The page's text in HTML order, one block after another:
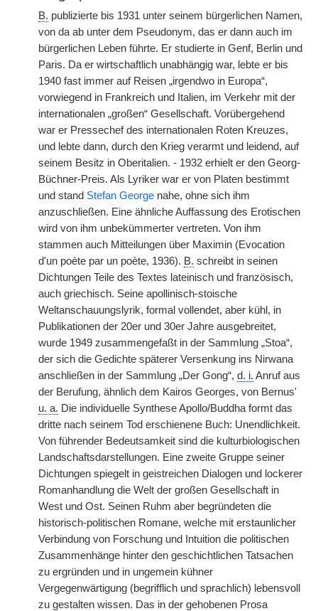
B. publizierte bis 1931 unter seinem bürgerlichen Namen,
von da ab unter dem Pseudonym, das er dann auch im
bürgerlichen Leben führte. Er studierte in Genf, Berlin und
Paris. Da er wirtschaftlich unabhängig war, lebte er bis
1940 fast immer auf Reisen „irgendwo in Europa“,
vorwiegend in Frankreich und Italien, im Verkehr mit der
internationalen „großen“ Gesellschaft. Vorübergehend
war er Pressechef des internationalen Roten Kreuzes,
und lebte dann, durch den Krieg verarmt und leidend, auf
seinem Besitz in Oberitalien. - 1932 erhielt er den Georg-
Büchner-Preis. Als Lyriker war er von Platen bestimmt
und stand Stefan George nahe, ohne sich ihm
anzuschließen. Eine ähnliche Auffassung des Erotischen
wird von ihm unbekümmerter vertreten. Von ihm
stammen auch Mitteilungen über Maximin (Evocation
d'un poète par un poète, 1936). B. schreibt in seinen
Dichtungen Teile des Textes lateinisch und französisch,
auch griechisch. Seine apollinisch-stoische
Weltanschauungslyrik, formal vollendet, aber kühl, in
Publikationen der 20er und 30er Jahre ausgebreitet,
wurde 1949 zusammengefaßt in der Sammlung „Stoa“,
der sich die Gedichte späterer Versenkung ins Nirwana
anschließen in der Sammlung „Der Gong“, d. i. Anruf aus
der Berufung, ähnlich dem Kairos Georges, von Bernus'
u. a. Die individuelle Synthese Apollo/Buddha formt das
dritte nach seinem Tod erschienene Buch: Unendlichkeit.
Von führender Bedeutsamkeit sind die kulturbiologischen
Landschaftsdarstellungen. Eine zweite Gruppe seiner
Dichtungen spiegelt in geistreichen Dialogen und lockerer
Romanhandlung die Welt der großen Gesellschaft in
West und Ost. Seinen Ruhm aber begründeten die
historisch-politischen Romane, welche mit erstaunlicher
Verbindung von Forschung und Intuition die politischen
Zusammenhänge hinter den geschichtlichen Tatsachen
zu ergründen und in ungemein kühner
Vergegenwärtigung (begrifflich und sprachlich) lebensvoll
zu gestalten wissen. Das in der gehobenen Prosa